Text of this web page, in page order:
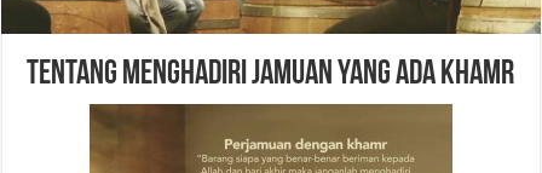
TENTANG MENGHADIRI JAMUAN YANG ADA KHAMR